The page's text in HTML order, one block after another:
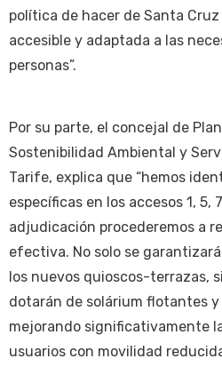
política de hacer de Santa
accesible y adaptada a las
personas”.
Por su parte, el concejal de
Sostenibilidad Ambiental y
Tarife, explica que “hemos
específicas en los accesos 1, 5,
adjudicación procederemos a
efectiva. No solo se
los nuevos quioscos-terrazas,
dotarán de solárium flotantes
mejorando significativamente
usuarios con movilidad